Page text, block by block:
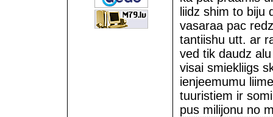
liidz shim to biju
vasaraa pac
tantiishu utt. ar
ved tik daudz
visai smiekliigs
ienjeemumu
tuuristiem ir
pus milijonu no